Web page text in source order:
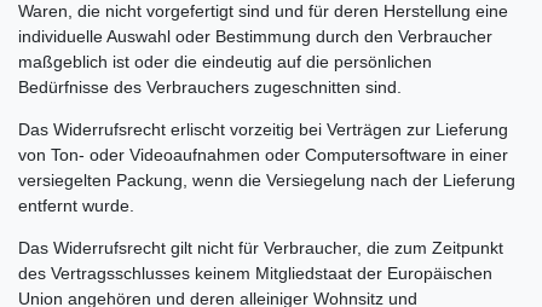
Waren, die nicht vorgefertigt sind und für deren Herstellung eine
individuelle Auswahl oder Bestimmung durch den Verbraucher
maßgeblich ist oder die eindeutig auf die persönlichen
Bedürfnisse des Verbrauchers zugeschnitten sind.
Das Widerrufsrecht erlischt vorzeitig bei Verträgen zur Lieferung
von Ton- oder Videoaufnahmen oder Computersoftware in einer
versiegelten Packung, wenn die Versiegelung nach der Lieferung
entfernt wurde.
Das Widerrufsrecht gilt nicht für Verbraucher, die zum Zeitpunkt
des Vertragsschlusses keinem Mitgliedstaat der Europäischen
Union angehören und deren alleiniger Wohnsitz und